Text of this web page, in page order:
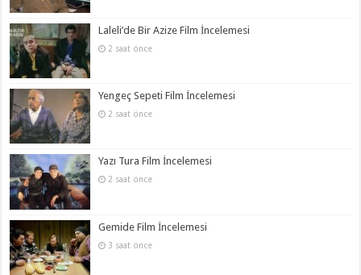
Laleli’de Bir Azize Film İncelemesi
2 saat önce
Yengeç Sepeti Film İncelemesi
2 saat önce
Yazı Tura Film İncelemesi
2 saat önce
Gemide Film İncelemesi
3 saat önce